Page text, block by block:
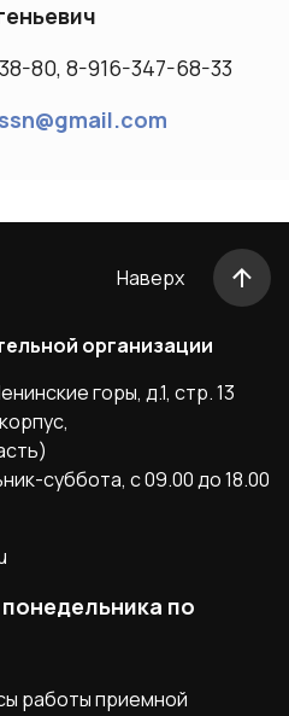
8-916-347-68-33
организации
горы, д.1, стр. 13
суббота, с 09.00 до 18.00
по
работы приемной
Наверх